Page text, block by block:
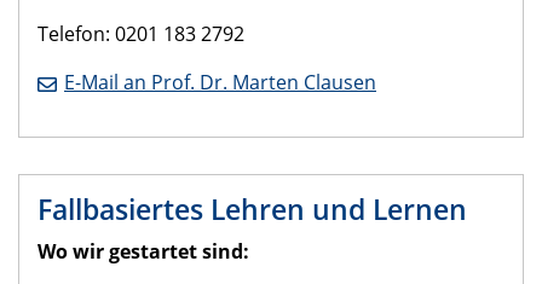
Telefon: 0201 183 2792
E-Mail an Prof. Dr. Marten Clausen
Fallbasiertes Lehren und Lernen
Wo wir gestartet sind: